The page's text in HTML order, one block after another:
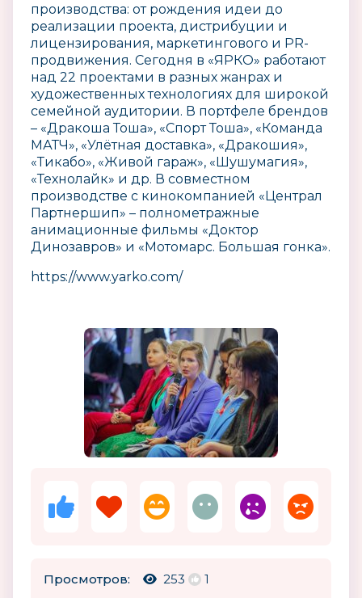
производства: от рождения идеи до
реализации проекта, дистрибуции и
лицензирования, маркетингового и PR-
продвижения. Сегодня в «ЯРКО» работают
над 22 проектами в разных жанрах и
художественных технологиях для широкой
семейной аудитории. В портфеле брендов
– «Дракоша Тоша», «Спорт Тоша», «Команда
МАТЧ», «Улётная доставка», «Дракошия»,
«Тикабо», «Живой гараж», «Шушумагия»,
«Технолайк» и др. В совместном
производстве с кинокомпанией «Централ
Партнершип» – полнометражные
анимационные фильмы «Доктор
Динозавров» и «Мотомарс. Большая гонка».
https://www.yarko.com/
Просмотров: 253
1